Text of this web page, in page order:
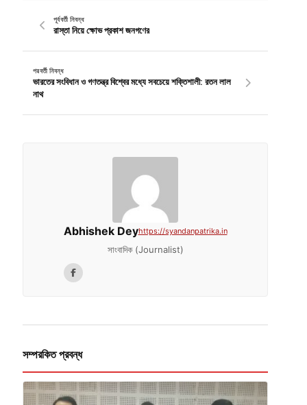
পূর্ববর্তী নিবন্ধ
রাস্তা নিয়ে ক্ষোভ প্রকাশ জনগণের
পরবর্তী নিবন্ধ
ভারতের সংবিধান ও গণতন্ত্র বিশ্বের মধ্যে সবচেয়ে শক্তিশালী: রতন লাল
নাথ
Abhishek Deyhttps://syandanpatrika.in
সাংবাদিক (Journalist)
সম্পরকিত প্রবন্ধ